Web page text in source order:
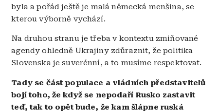
byla a pořád ještě je malá německá menšina, se
kterou výborně vychází.
Na druhou stranu je třeba v kontextu zmiňované
agendy ohledně Ukrajiny zdůraznit, že politika
Slovenska je suverénní, a to musíme respektovat.
Tady se část populace a vládních představitelů
bojí toho, že když se nepodaří Rusko zastavit
teď, tak to opět bude, že kam šlápne ruská